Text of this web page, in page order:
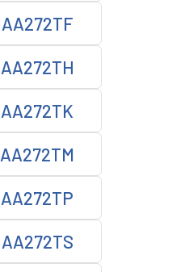
AA272TF
AA272TH
AA272TK
AA272TM
AA272TP
AA272TS